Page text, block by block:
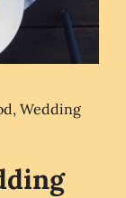
, Wedding